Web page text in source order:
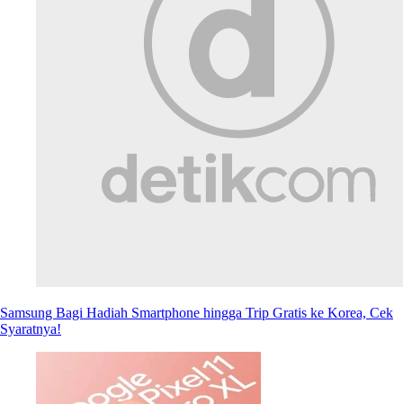
Samsung Bagi Hadiah Smartphone hingga Trip Gratis ke Korea, Cek
Syaratnya!